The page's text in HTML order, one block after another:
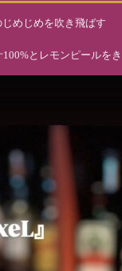
めじめを吹き飛ばす
とレモンピールをき